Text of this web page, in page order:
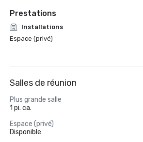
Prestations
Installations
Espace (privé)
Salles de réunion
Plus grande salle
1 pi. ca.
Espace (privé)
Disponible